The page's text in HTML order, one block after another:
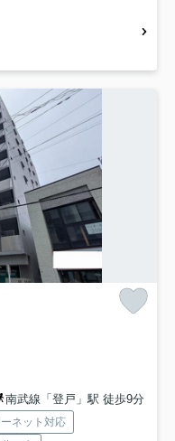
南武線「登戸」駅 徒歩9分
ネット対応